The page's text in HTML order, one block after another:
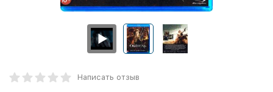
Написать отзыв